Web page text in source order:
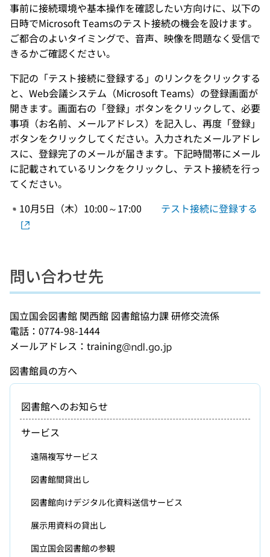
事前に接続環境や基本操作を確認したい方向けに、以下の
日時でMicrosoft Teamsのテスト接続の機会を設けます。
ご都合のよいタイミングで、音声、映像を問題なく受信で
きるかご確認ください。
下記の「テスト接続に登録する」のリンクをクリックする
と、Web会議システム（Microsoft Teams）の登録画面が
開きます。画面右の「登録」ボタンをクリックして、必要
事項（お名前、メールアドレス）を記入し、再度「登録」
ボタンをクリックしてください。入力されたメールアドレ
スに、登録完了のメールが届きます。下記時間帯にメール
に記載されているリンクをクリックし、テスト接続を行っ
てください。
10月5日（木）10:00～17:00 テスト接続に登録する
問い合わせ先
国立国会図書館 関西館 図書館協力課 研修交流係
電話：0774-98-1444
メールアドレス：training
図書館員の方へ
図書館へのお知らせ
サービス
遠隔複写サービス
図書館間貸出し
図書館向けデジタル化資料送信サービス
展示用資料の貸出し
国立国会図書館の参観